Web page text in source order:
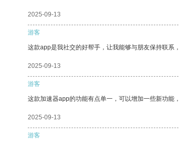
2025-09-13
游客
这款app是我社交的好帮手，让我能够与朋友保持联系
2025-09-13
游客
这款加速器app的功能有点单一，可以增加一些新功能
2025-09-13
游客